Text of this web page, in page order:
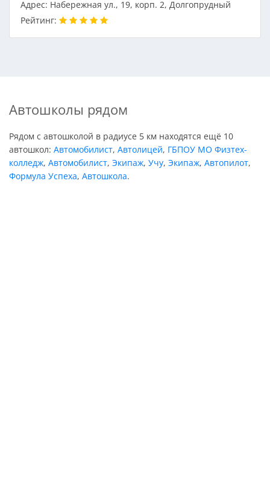
Адрес: Набережная ул., 19, корп. 2, Долгопрудный
Рейтинг:
Автошколы рядом
Рядом с автошколой в радиусе 5 км находятся ещё 10
автошкол: Автомобилист, Автолицей, ГБПОУ МО Физтех-
колледж, Автомобилист, Экипаж, Учу, Экипаж, Автопилот,
Формула Успеха, Автошкола.